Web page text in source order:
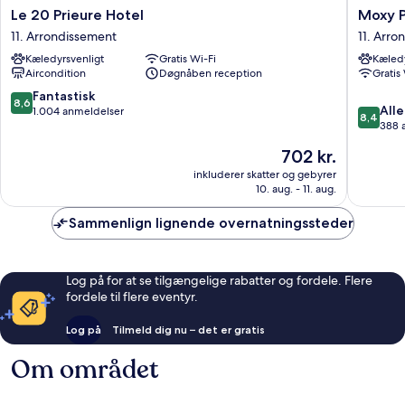
Le
20
Prieure
Hotel
11.
Arrondissement
Le 20 Prieure Hotel
11. Arrondissement
Kæledyrsvenligt
Gratis Wi-Fi
Aircondition
Døgnåben reception
8.6
ud
8,6 Fantastisk
1.004 anmeldelser
Prisen
702 kr.
702 kr.
inkluderer skatter og gebyrer
10. aug. - 11. aug.
Moxy
Paris
Bastille
France
11.
Moxy
11.
Gratis
8.4
ud
8,4
388
Sammenlign lignende overnatningssteder
Log på for at se tilgængelige rabatter og fordele. Flere
fordele til flere eventyr.
Log på Tilmeld dig nu – det er gratis
Om området